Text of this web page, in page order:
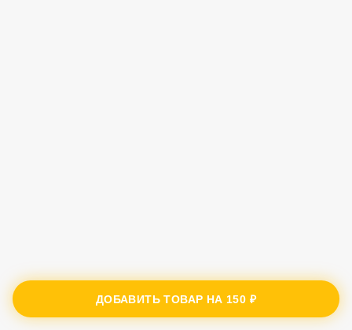
ДОБАВИТЬ ТОВАР НА 150 ₽